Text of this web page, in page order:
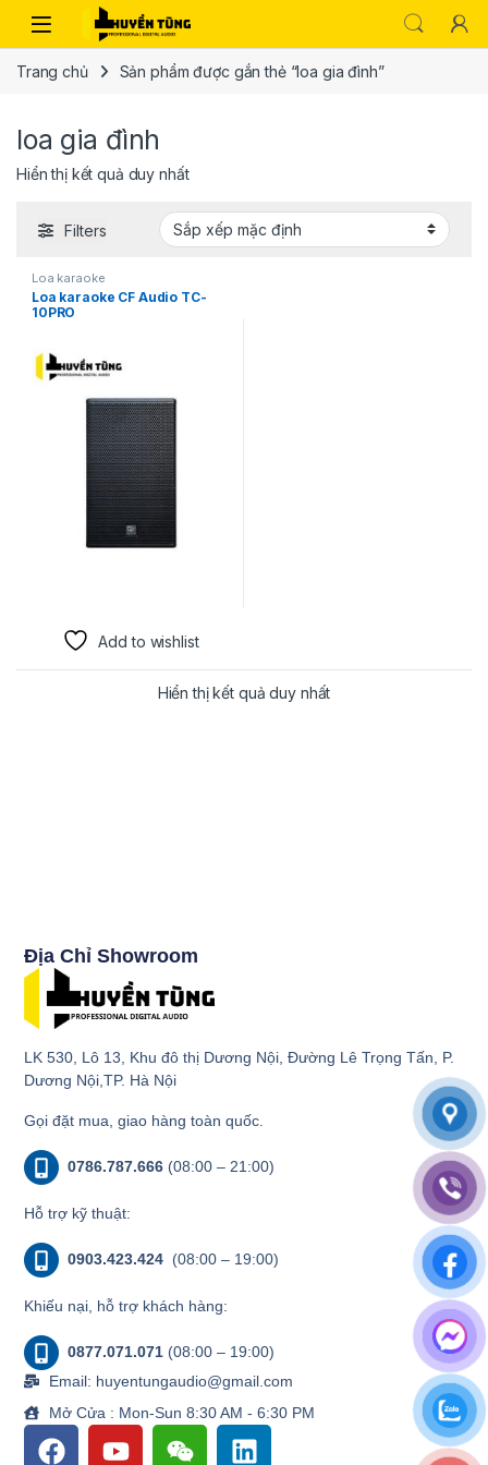
Trang chủ Sản phẩm được gắn thẻ “loa gia đình”
loa gia đình
Hiển thị kết quả duy nhất
Filters
Loa karaoke
Loa karaoke CF Audio TC-
10PRO
Add to wishlist
Hiển thị kết quả duy nhất
Địa Chỉ Showroom
LK 530, Lô 13, Khu đô thị Dương Nội, Đường Lê Trọng Tấn, P.
Dương Nội,TP. Hà Nội
Gọi đặt mua, giao hàng toàn quốc.
0786.787.666 (08:00 – 21:00)
Hỗ trợ kỹ thuật:
0903.423.424 (08:00 – 19:00)
Khiếu nại, hỗ trợ khách hàng:
0877.071.071 (08:00 – 19:00)
Email: huyentungaudio@gmail.com
Mở Cửa : Mon-Sun 8:30 AM - 6:30 PM